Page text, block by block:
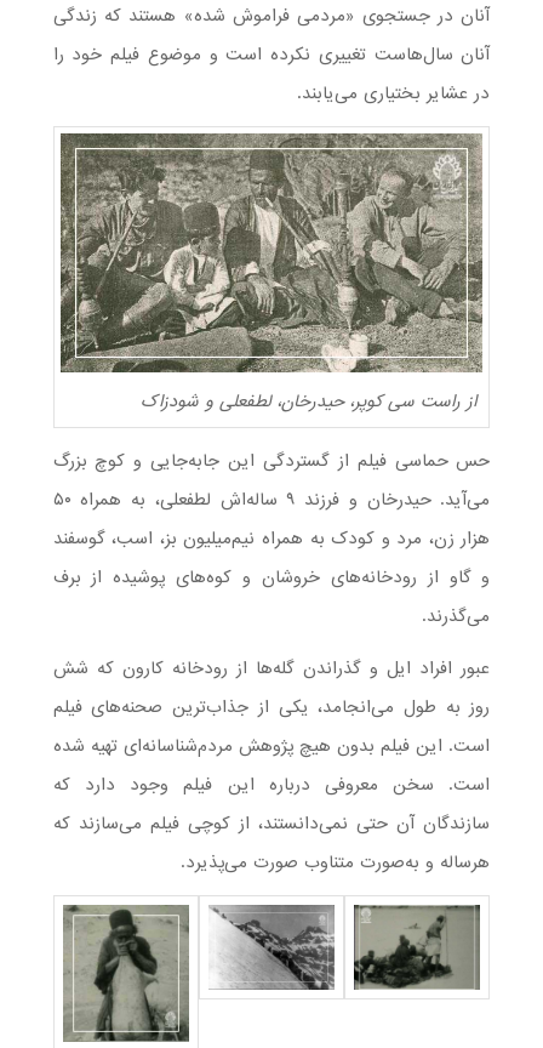
آنان در جستجوی «مردمی فراموش شده» هستند که زندگی
آنان سال‌هاست تغییری نکرده است و موضوع فیلم خود را
در عشایر بختیاری می‌یابند.
از راست سی کوپر، حیدرخان، لطفعلی و شودزاک
حس حماسی فیلم از گستردگی این جابه‌جایی و کوچ بزرگ
می‌آید. حیدرخان و فرزند ۹ ساله‌اش لطفعلی، به همراه ۵۰
هزار زن، مرد و کودک به همراه نیم‌میلیون بز، اسب، گوسفند
و گاو از رودخانه‌های خروشان و کوه‌های پوشیده از برف
می‌گذرند.
عبور افراد ایل و گذراندن گله‌ها از رودخانه کارون که شش
روز به طول می‌انجامد، یکی از جذاب‌ترین صحنه‌های فیلم
است. این فیلم بدون هیچ پژوهش مردم‌شناسانه‌ای تهیه شده
است. سخن معروفی درباره این فیلم وجود دارد که
سازندگان آن حتی نمی‌دانستند، از کوچی فیلم می‌سازند که
هرساله و به‌صورت متناوب صورت می‌پذیرد.